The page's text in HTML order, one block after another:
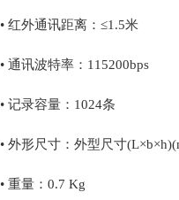
• 红外通讯距离：≤1.5米
• 通讯波特率：115200bps
• 记录容量：1024条
• 外形尺寸：外型尺寸
• 重量：0.7 Kg